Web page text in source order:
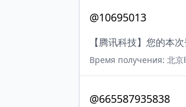
@10695013
【腾讯科技】您的本
Время получения: 北京
@665587935838